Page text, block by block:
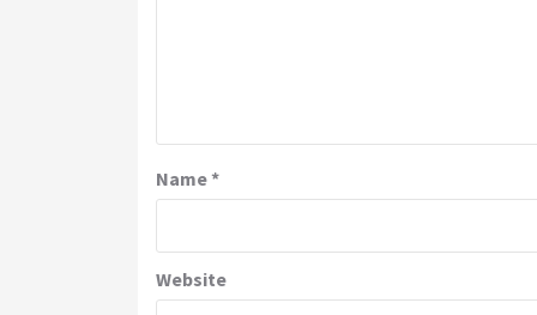
Name*
Website